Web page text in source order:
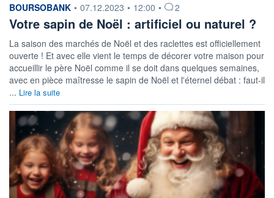
information fournie par
BOURSOBANK • 07.12.2023 • 12:00 • 2
Votre sapin de Noël : artificiel ou naturel ?
La saison des marchés de Noël et des raclettes est officiellement
ouverte ! Et avec elle vient le temps de décorer votre maison pour
accueillir le père Noël comme il se doit dans quelques semaines,
avec en pièce maîtresse le sapin de Noël et l'éternel débat : faut-il
... Lire la suite